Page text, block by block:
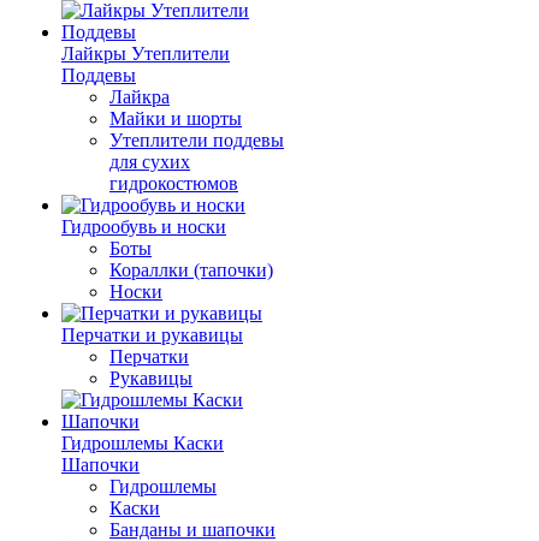
Лайкры Утеплители
Поддевы
Лайкра
Майки и шорты
Утеплители поддевы
для сухих
гидрокостюмов
Гидрообувь и носки
Боты
Кораллки (тапочки)
Носки
Перчатки и рукавицы
Перчатки
Рукавицы
Гидрошлемы Каски
Шапочки
Гидрошлемы
Каски
Банданы и шапочки